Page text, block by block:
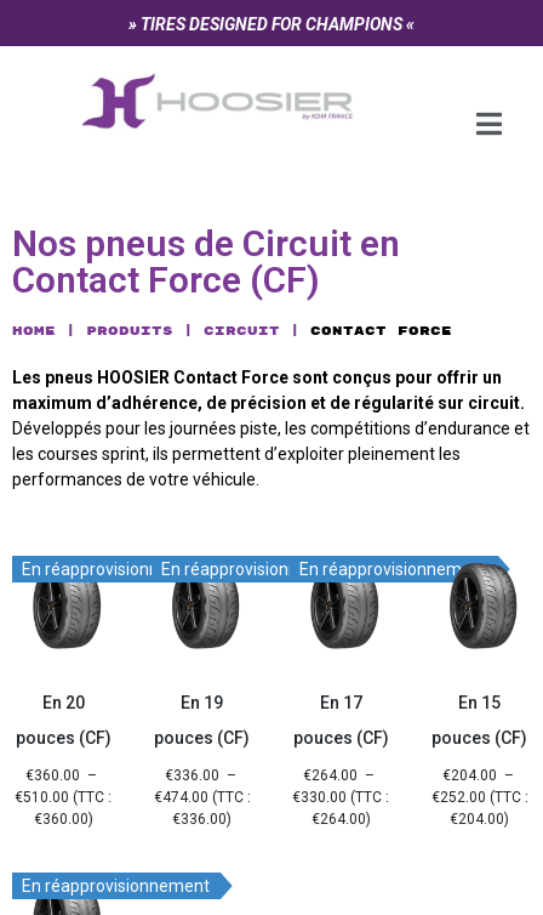
» TIRES DESIGNED FOR CHAMPIONS «
Nos pneus de Circuit en
Contact Force (CF)
Home Produits Circuit Contact Force
Les pneus HOOSIER Contact Force sont conçus pour offrir un
maximum d’adhérence, de précision et de régularité sur circuit.
Développés pour les journées piste, les compétitions d’endurance et
les courses sprint, ils permettent d’exploiter pleinement les
performances de votre véhicule.
En réapprovisionnement
En 20
pouces (CF)
€360.00 –
€510.00 (TTC :
€360.00)
En réapprovisionnement
En 19
pouces (CF)
€336.00 –
€474.00 (TTC :
€336.00)
En réapprovisionnement
En 17
pouces (CF)
€264.00 –
€330.00 (TTC :
€264.00)
En 15
pouces (CF)
€204.00 –
€252.00 (TTC :
€204.00)
En réapprovisionnement